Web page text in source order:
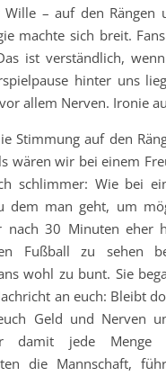
Wille – auf den Rängen
machte sich breit.
ist verständlich,
hinter uns
allem Nerven. Ironie
Stimmung auf den
wären wir bei einem
schlimmer: Wie bei
dem man geht, um
nach 30 Minuten eher
Fußball zu sehen
wohl zu bunt. Sie
an euch: Bleibt
Geld und Nerven
damit jede Menge
die Mannschaft,